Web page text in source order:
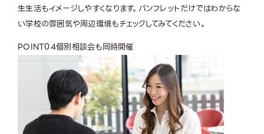
生生活もイメージしやすくなります。パンフレットだけではわからな
い学校の雰囲気や周辺環境もチェックしてみてください。
POINT04個別相談会も同時開催